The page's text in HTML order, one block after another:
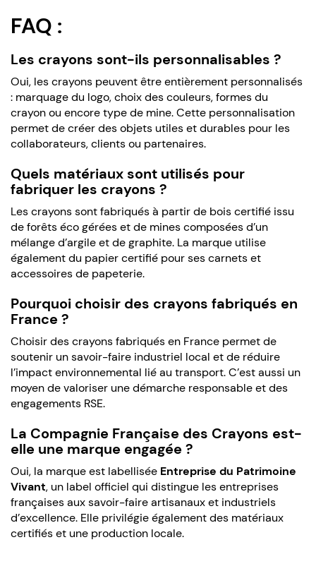
FAQ :
Les crayons sont-ils personnalisables ?
Oui, les crayons peuvent être entièrement personnalisés
: marquage du logo, choix des couleurs, formes du
crayon ou encore type de mine. Cette personnalisation
permet de créer des objets utiles et durables pour les
collaborateurs, clients ou partenaires.
Quels matériaux sont utilisés pour
fabriquer les crayons ?
Les crayons sont fabriqués à partir de bois certifié issu
de forêts éco gérées et de mines composées d’un
mélange d’argile et de graphite. La marque utilise
également du papier certifié pour ses carnets et
accessoires de papeterie.
Pourquoi choisir des crayons fabriqués en
France ?
Choisir des crayons fabriqués en France permet de
soutenir un savoir-faire industriel local et de réduire
l’impact environnemental lié au transport. C’est aussi un
moyen de valoriser une démarche responsable et des
engagements RSE.
La Compagnie Française des Crayons est-
elle une marque engagée ?
Oui, la marque est labellisée Entreprise du Patrimoine
Vivant, un label officiel qui distingue les entreprises
françaises aux savoir-faire artisanaux et industriels
d’excellence. Elle privilégie également des matériaux
certifiés et une production locale.